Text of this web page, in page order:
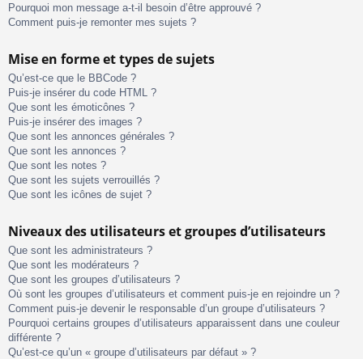
Pourquoi mon message a-t-il besoin d’être approuvé ?
Comment puis-je remonter mes sujets ?
Mise en forme et types de sujets
Qu’est-ce que le BBCode ?
Puis-je insérer du code HTML ?
Que sont les émoticônes ?
Puis-je insérer des images ?
Que sont les annonces générales ?
Que sont les annonces ?
Que sont les notes ?
Que sont les sujets verrouillés ?
Que sont les icônes de sujet ?
Niveaux des utilisateurs et groupes d’utilisateurs
Que sont les administrateurs ?
Que sont les modérateurs ?
Que sont les groupes d’utilisateurs ?
Où sont les groupes d’utilisateurs et comment puis-je en rejoindre un ?
Comment puis-je devenir le responsable d’un groupe d’utilisateurs ?
Pourquoi certains groupes d’utilisateurs apparaissent dans une couleur
différente ?
Qu’est-ce qu’un « groupe d’utilisateurs par défaut » ?